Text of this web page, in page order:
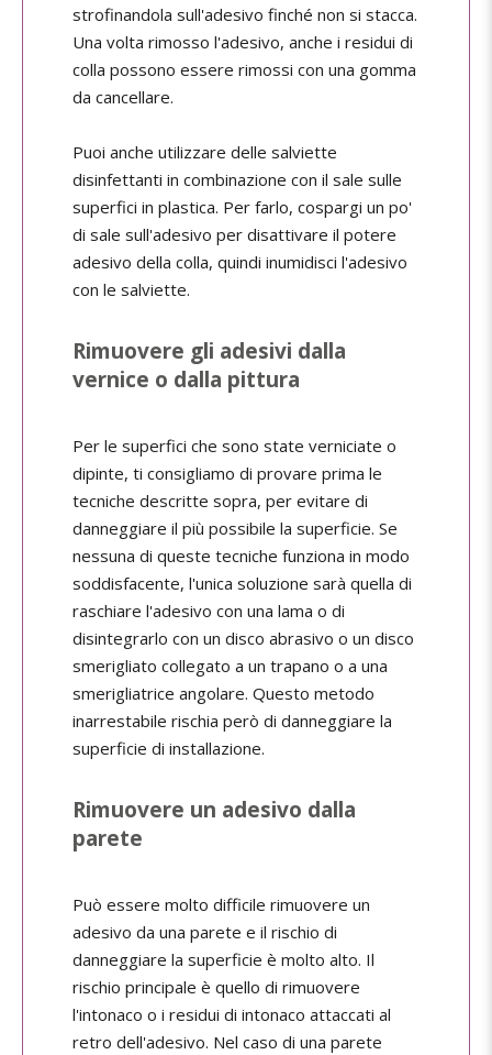
strofinandola sull'adesivo finché non si stacca.
Una volta rimosso l'adesivo, anche i residui di
colla possono essere rimossi con una gomma
da cancellare.
Puoi anche utilizzare delle salviette
disinfettanti in combinazione con il sale sulle
superfici in plastica. Per farlo, cospargi un po'
di sale sull'adesivo per disattivare il potere
adesivo della colla, quindi inumidisci l'adesivo
con le salviette.
Rimuovere gli adesivi dalla
vernice o dalla pittura
Per le superfici che sono state verniciate o
dipinte, ti consigliamo di provare prima le
tecniche descritte sopra, per evitare di
danneggiare il più possibile la superficie. Se
nessuna di queste tecniche funziona in modo
soddisfacente, l'unica soluzione sarà quella di
raschiare l'adesivo con una lama o di
disintegrarlo con un disco abrasivo o un disco
smerigliato collegato a un trapano o a una
smerigliatrice angolare. Questo metodo
inarrestabile rischia però di danneggiare la
superficie di installazione.
Rimuovere un adesivo dalla
parete
Può essere molto difficile rimuovere un
adesivo da una parete e il rischio di
danneggiare la superficie è molto alto. Il
rischio principale è quello di rimuovere
l'intonaco o i residui di intonaco attaccati al
retro dell'adesivo. Nel caso di una parete